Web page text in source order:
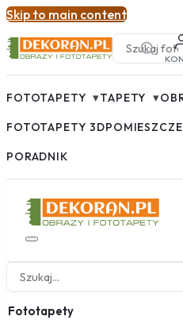
Skip to main content
FOTOTAPETY ▾TAPETY ▾
FOTOTAPETY 3D
PORADNIK
Fototapety